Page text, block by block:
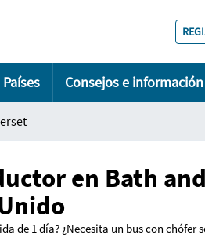
Países Consejos e información
en Bath and
de 1 día? ¿Necesita un bus con chófer